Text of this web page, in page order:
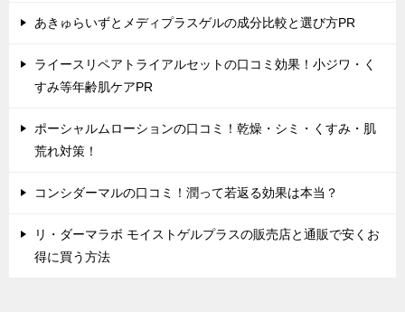
あきゅらいずとメディプラスゲルの成分比較と選び方PR
ライースリペアトライアルセットの口コミ効果！小ジワ・く
すみ等年齢肌ケアPR
ポーシャルムローションの口コミ！乾燥・シミ・くすみ・肌
荒れ対策！
コンシダーマルの口コミ！潤って若返る効果は本当？
リ・ダーマラボ モイストゲルプラスの販売店と通販で安くお
得に買う方法